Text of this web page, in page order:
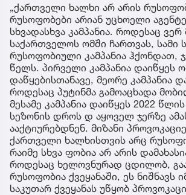
„ქართველი ხალხი არ არის
რუსოფობები არიან უცხოელი
სხვადასხვა კამპანია. როდესაც ვერ
საქართველოს ომში ჩართვას, სამი
რუსოფობიული კამპანია ჰქონდათ,
წელს. პირველი კამპანია დაიწყეს
დაწყებისთანავე, მეორე კამპანია
როდესაც პუტინმა გამოაცხადა
მესამე კამპანია დაიწყეს 2022
სეზონის დროს დ აყოველ ჯერზე
ააქტიურებდნენ. მიზანი
ქართველი ხალხისთვის არც
რაიმე სხვა ფობია არ არის
როდესაც ხელოვნურად ცდილობ,
რუსოფობია ქვეყანაში, ეს ნიშნავს
საკუთარ ქვეყანას უწყობ